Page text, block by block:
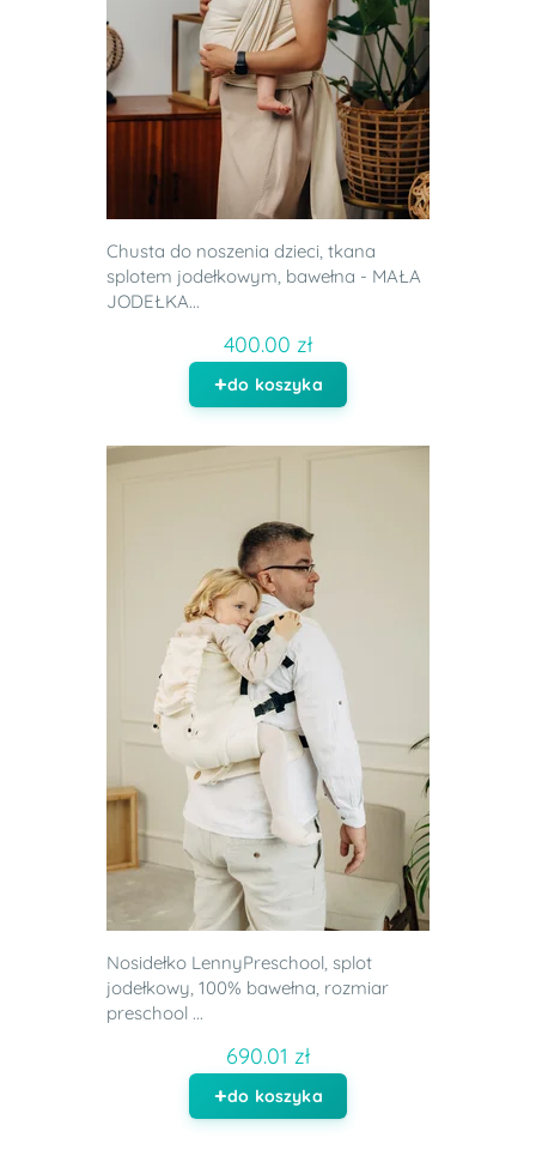
Chusta do noszenia dzieci, tkana
splotem jodełkowym, bawełna - MAŁA
JODEŁKA...
400.00 zł
do koszyka
Nosidełko LennyPreschool, splot
jodełkowy, 100% bawełna, rozmiar
preschool ...
690.01 zł
do koszyka